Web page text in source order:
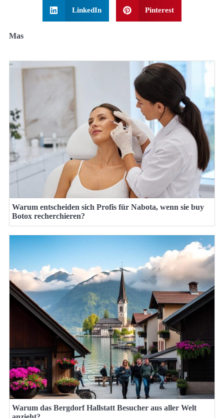
LinkedIn Pinterest
Mas
Warum entscheiden sich Profis für Nabota, wenn sie buy
Botox recherchieren?
Warum das Bergdorf Hallstatt Besucher aus aller Welt